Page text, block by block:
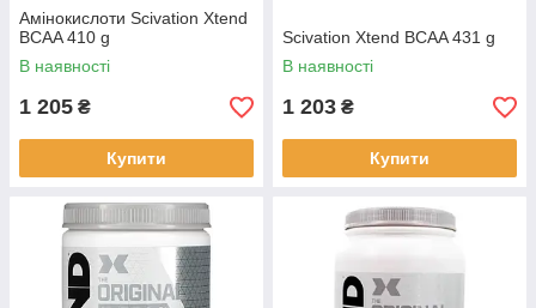
Амінокислоти Scivation Xtend
BCAA 410 g
В наявності
1 205 ₴
Купити
Scivation Xtend BCAA 431 g
В наявності
1 203 ₴
Купити